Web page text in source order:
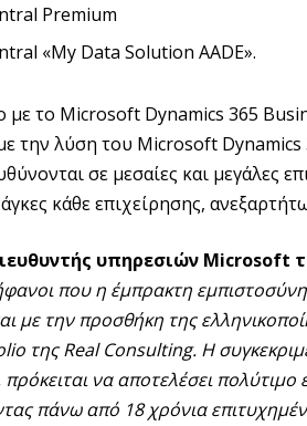
Premium
«My Data Solution AADE».
το Microsoft Dynamics 365
την λύση του Microsoft
σε μεσαίες και μεγάλες
κάθε επιχείρησης,
υπηρεσιών Microsoft
που η έμπρακτη
με την προσθήκη της
της RealConsulting. Η
να αποτελέσει πολύτιμο
πάνω από 18 χρόνια